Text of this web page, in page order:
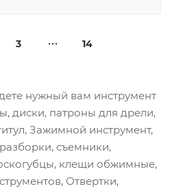
3 14
нужный вам инструмент
диски, патроны для дрели,
Зажимной инструмент,
съемники,
клещи обжимные,
Отвертки,